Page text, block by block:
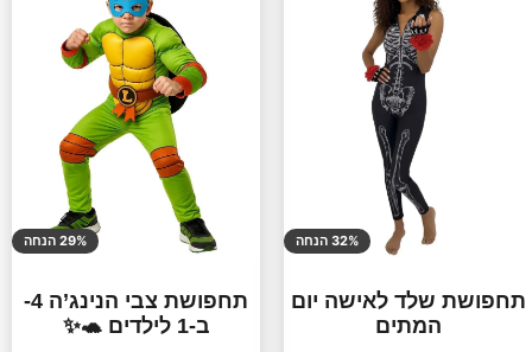
32% הנחה
תחפושת שלד לאישה יום
המתים
29% הנחה
תחפושת צבי הנינג’ה 4-
ב-1 לילדים 🐢✨